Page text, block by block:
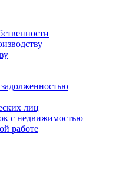
лиц
с недвижимостью
работе